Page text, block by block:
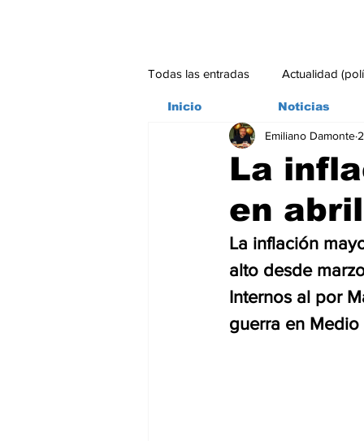
Todas las entradas Actualidad
Ambiente
La
en abril
Emiliano Damonte
La inflación
alto desde
Internos al por
guerra en
Inicio Noticias